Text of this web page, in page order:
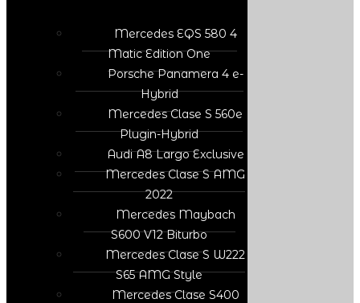
Mercedes EQS 580 4
Matic Edition One
Porsche Panamera 4 e-
Hybrid
Mercedes Clase S 560e
Plugin-Hybrid
Audi A8 Largo Exclusive
Mercedes Clase S AMG
2022
Mercedes Maybach
S600 V12 Biturbo
Mercedes Clase S W222
S65 AMG Style
Mercedes Clase S400